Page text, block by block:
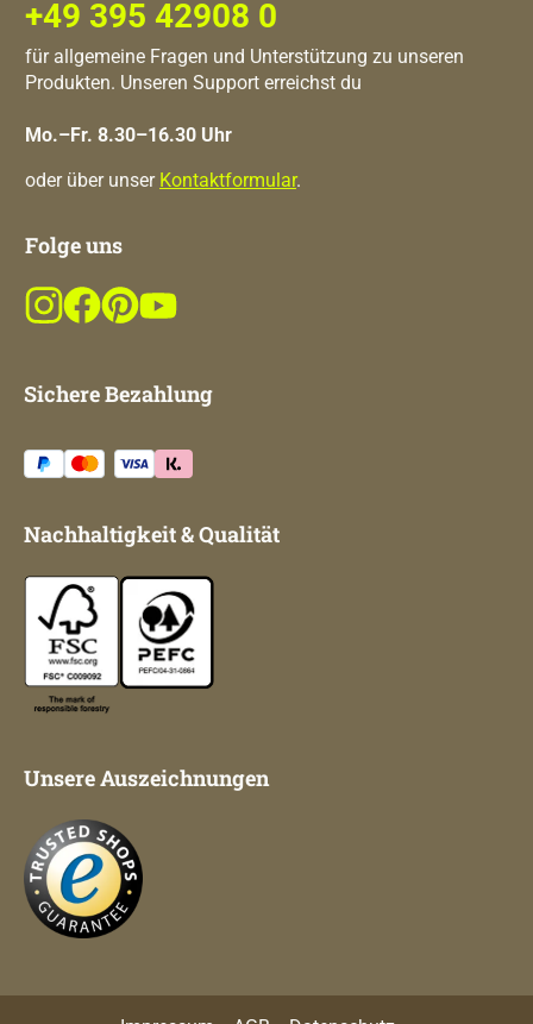
+49 395 42908 0
für allgemeine Fragen und Unterstützung zu unseren
Produkten. Unseren Support erreichst du
Mo.–Fr. 8.30–16.30 Uhr
oder über unser Kontaktformular.
Folge uns
Sichere Bezahlung
Nachhaltigkeit & Qualität
Unsere Auszeichnungen